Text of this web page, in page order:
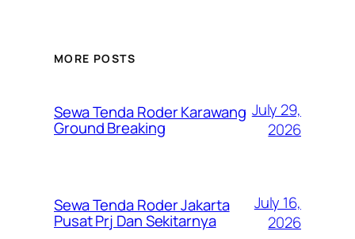
MORE POSTS
Sewa Tenda Roder Karawang
Ground Breaking
July 29,
2026
Sewa Tenda Roder Jakarta
Pusat Prj Dan Sekitarnya
July 16,
2026